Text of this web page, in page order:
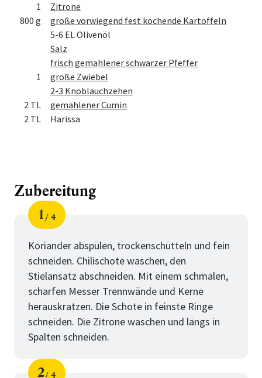
1
Zitrone
800 g
große vorwiegend fest kochende Kartoffeln
5-6 EL Olivenöl
Salz
frisch gemahlener schwarzer Pfeffer
1
große Zwiebel
2-3 Knoblauchzehen
2 TL
gemahlener Cumin
2 TL
Harissa
Zubereitung
Schritt
1
von
4
Koriander abspülen, trockenschütteln und fein
schneiden. Chilischote waschen, den
Stielansatz abschneiden. Mit einem schmalen,
scharfen Messer Trennwände und Kerne
herauskratzen. Die Schote in feinste Ringe
schneiden. Die Zitrone waschen und längs in
Spalten schneiden.
2 4